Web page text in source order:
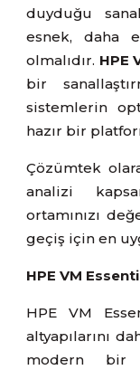
duyduğu
esnek, daha
olmalıdır. HPE
bir
sistemlerin
hazır bir
Çözümtek
analizi
ortamınızı
geçiş için en
HPE VM
HPE VM
altyapılarını
modern bir